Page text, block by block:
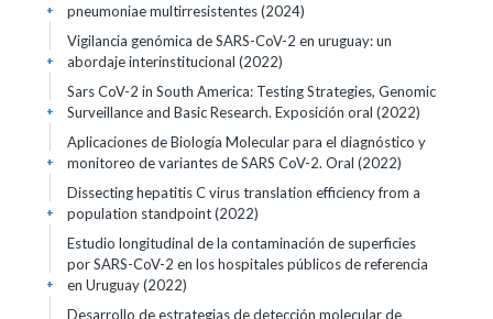
pneumoniae multirresistentes (2024)
+
Vigilancia genómica de SARS-CoV-2 en uruguay: un
abordaje interinstitucional (2022)
+
Sars CoV-2 in South America: Testing Strategies, Genomic
Surveillance and Basic Research. Exposición oral (2022)
+
Aplicaciones de Biología Molecular para el diagnóstico y
monitoreo de variantes de SARS CoV-2. Oral (2022)
+
Dissecting hepatitis C virus translation efficiency from a
population standpoint (2022)
+
Estudio longitudinal de la contaminación de superficies
por SARS-CoV-2 en los hospitales públicos de referencia
en Uruguay (2022)
+
Desarrollo de estrategias de detección molecular de